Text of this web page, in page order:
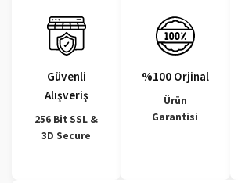
Güvenli
Alışveriş
256 Bit SSL &
3D Secure
%100 Orjinal
Ürün
Garantisi